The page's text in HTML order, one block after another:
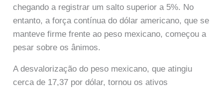
chegando a registrar um salto superior a 5%. No
entanto, a força contínua do dólar americano, que se
manteve firme frente ao peso mexicano, começou a
pesar sobre os ânimos.
A desvalorização do peso mexicano, que atingiu
cerca de 17,37 por dólar, tornou os ativos